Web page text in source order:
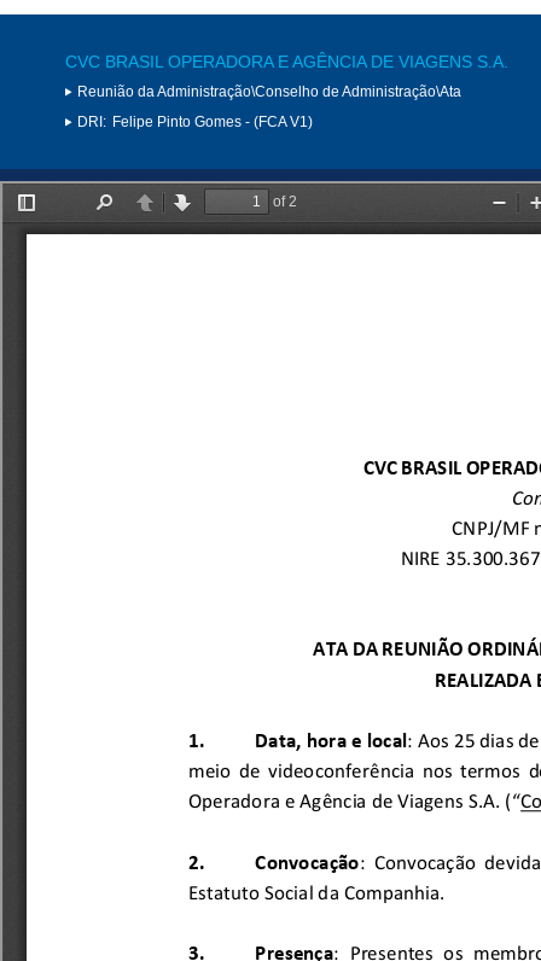
CVC BRASIL OPERADORA E AGÊNCIA DE VIAGENS S.A.
Reunião da Administração\Conselho de Administração\Ata
DRI: Felipe Pinto Gomes - (FCA V1)